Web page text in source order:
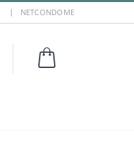
NETCONDOME